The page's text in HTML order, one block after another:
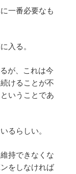
一番必要なも
入る。
が、これは今
けることが不
いうことであ
るらしい。
持できなくな
をしなければ